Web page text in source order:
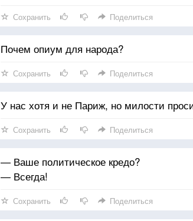
Сохранить Поделиться
Почем опиум для народа?
Сохранить Поделиться
У нас хотя и не Париж, но милости
Сохранить Поделиться
— Ваше политическое кредо?
— Всегда!
Сохранить Поделиться